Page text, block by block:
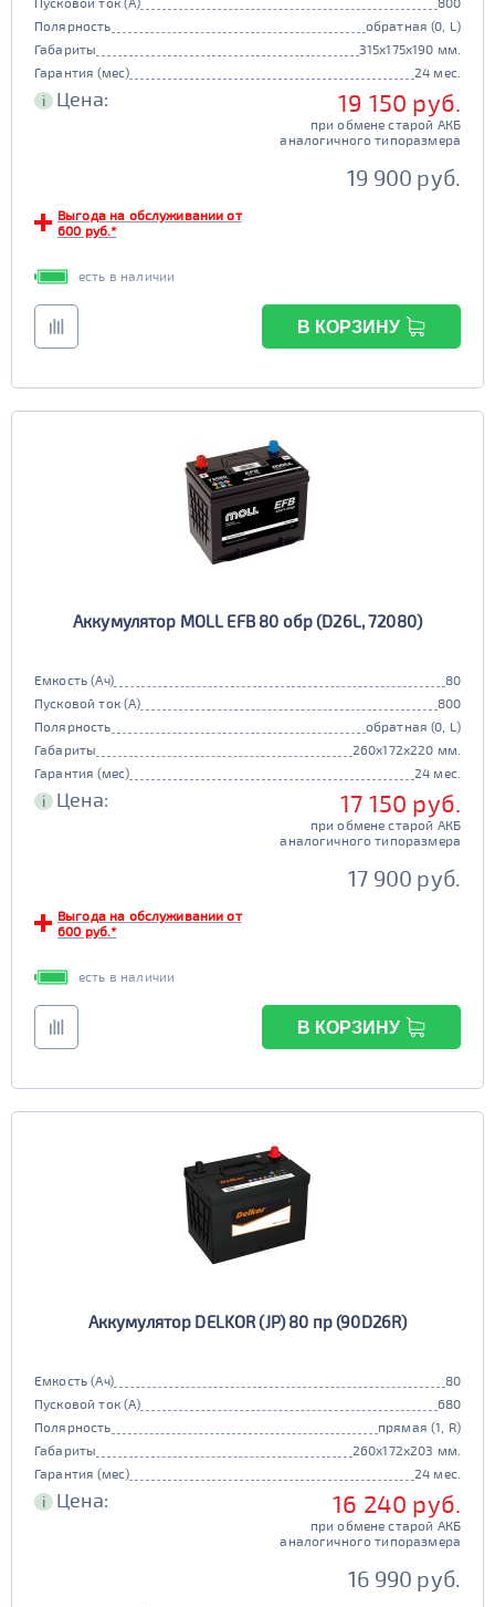
Полярность
обратная (0, L)
Габариты
315x175x190 мм.
Гарантия (мес)
24 мес.
i Цена: 19 150 руб.
при обмене старой АКБ
аналогичного типоразмера
19 900 руб.
Выгода на обслуживании от
600 руб.*
есть в наличии
В КОРЗИНУ
Аккумулятор MOLL EFB 80 обр (D26L, 72080)
Емкость (Ач)
80
Пусковой ток (А)
800
Полярность
обратная (0, L)
Габариты
260x172x220 мм.
Гарантия (мес)
24 мес.
i Цена: 17 150 руб.
при обмене старой АКБ
аналогичного типоразмера
17 900 руб.
Выгода на обслуживании от
600 руб.*
есть в наличии
В КОРЗИНУ
Аккумулятор DELKOR (JP) 80 пр (90D26R)
Емкость (Ач)
80
Пусковой ток (А)
680
Полярность
прямая (1, R)
Габариты
260x172x203 мм.
Гарантия (мес)
24 мес.
i Цена: 16 240 руб.
при обмене старой АКБ
аналогичного типоразмера
16 990 руб.